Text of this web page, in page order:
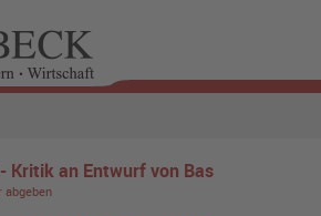
Kritik an Entwurf von Bas
abgeben